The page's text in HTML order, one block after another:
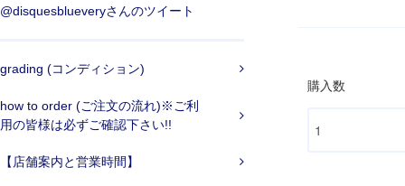
@disquesblueveryさんのツイート
grading (コンディション)
how to order (ご注文の流れ)※ご利
用の皆様は必ずご確認下さい!!
【店舗案内と営業時間】
購入数